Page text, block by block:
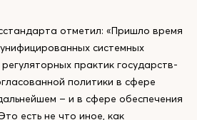
отметил: «Пришло время
системных
практик государств-
политики в сфере
– и в сфере обеспечения
есть не что иное, как